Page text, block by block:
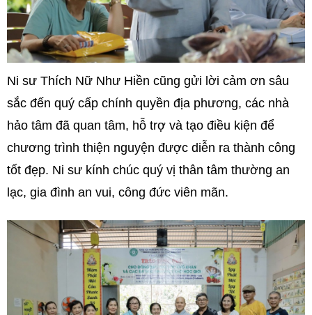
Ni sư Thích Nữ Như Hiền cũng gửi lời cảm ơn sâu
sắc đến quý cấp chính quyền địa phương, các nhà
hảo tâm đã quan tâm, hỗ trợ và tạo điều kiện để
chương trình thiện nguyện được diễn ra thành công
tốt đẹp. Ni sư kính chúc quý vị thân tâm thường an
lạc, gia đình an vui, công đức viên mãn.